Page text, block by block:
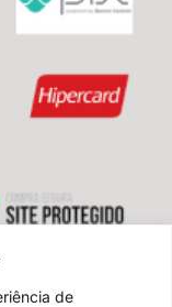
de